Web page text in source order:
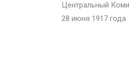
Центральный
28 июня 1917 года